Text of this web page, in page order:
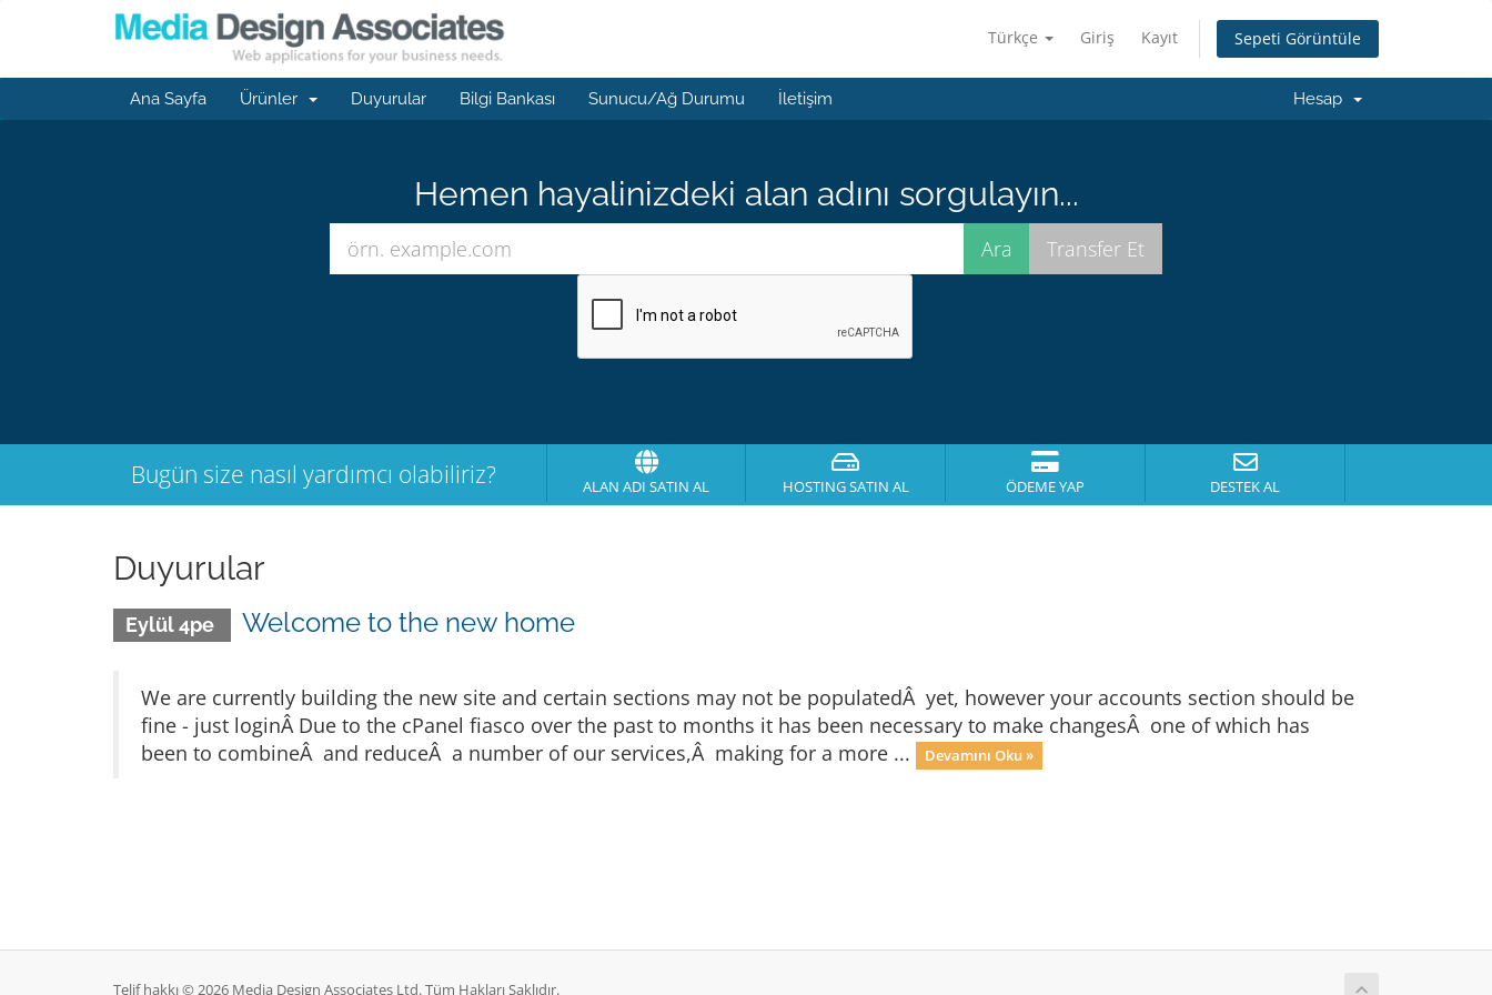
Türkçe Giriş Kayıt Sepeti Görüntüle
Ana Sayfa Ürünler Duyurular Bilgi Bankası Sunucu/Ağ Durumu İletişim Hesap
Hemen hayalinizdeki alan adını sorgulayın...
Bugün size nasıl yardımcı olabiliriz? ALAN ADI SATIN AL HOSTING SATIN AL ÖDEME YAP DESTEK AL
Duyurular
Eylül 4pe Welcome to the new home
We are currently building the new site and certain sections may not be populatedÂ yet, however your accounts section should be
fine - just loginÂ Due to the cPanel fiasco over the past to months it has been necessary to make changesÂ one of which has
been to combineÂ and reduceÂ a number of our services,Â making for a more ...
Devamını Oku »
Telif hakkı © 2026 Media Design Associates Ltd. Tüm Hakları Saklıdır.